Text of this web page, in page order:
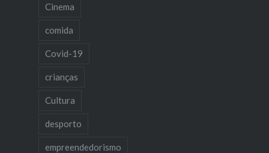
Cinema
comida
Covid-19
crianças
Cultura
desporto
empreendedorismo